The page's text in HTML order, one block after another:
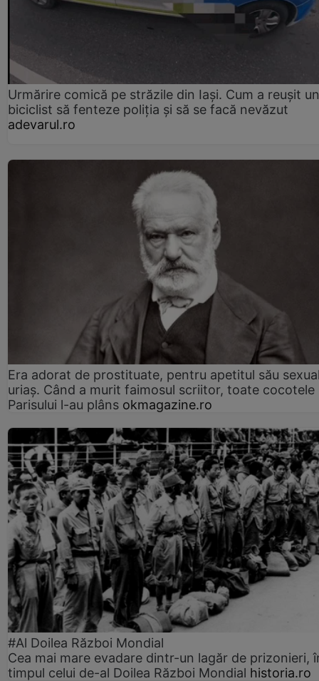
Urmărire comică pe străzile din Iași. Cum a reușit un
biciclist să fenteze poliția și să se facă nevăzut
adevarul.ro
Era adorat de prostituate, pentru apetitul său
uriaș. Când a murit faimosul scriitor, toate cocotele
Parisului l-au plâns okmagazine.ro
#Al Doilea Război Mondial
Cea mai mare evadare dintr-un lagăr de prizonieri,
timpul celui de-al Doilea Război Mondial historia.ro